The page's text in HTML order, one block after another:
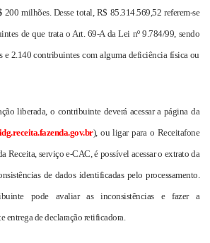
milhões. Desse total, R$ 85.314.569,52 referem-se
de que trata o Art. 69-A da Lei nº 9.784/99, sendo
e 2.140 contribuintes com alguma deficiência física ou
liberada, o contribuinte deverá acessar a página da
gov.br), ou ligar para o Receitafone
Receita, serviço e-CAC, é possível acessar o extrato da
de dados identificadas pelo processamento.
pode avaliar as inconsistências e fazer a
entrega de declaração retificadora.